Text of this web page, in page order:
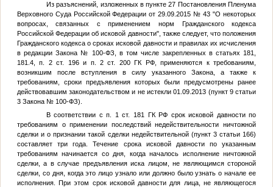
Из разъяснений, изложенных в пункте 27 Постановления Пленума
Верховного Суда Российской Федерации от 29.09.2015 № 43 "О некоторых
вопросах, связанных с применением норм Гражданского кодекса
Российской Федерации об исковой давности", также следует, что положения
Гражданского кодекса о сроках исковой давности и правилах их исчисления
в редакции Закона № 100-ФЗ, в том числе закрепленных в статьях 181,
181.4, п. 2 ст. 196 и п. 2 ст. 200 ГК РФ, применяются к требованиям,
возникшим после вступления в силу указанного Закона, а также к
требованиям, сроки предъявления которых были предусмотрены ранее
действовавшим законодательством и не истекли 01.09.2013 (пункт 9 статьи
3 Закона № 100-ФЗ).
В соответствии с п. 1 ст. 181 ГК РФ срок исковой давности по
требованиям о применении последствий недействительности ничтожной
сделки и о признании такой сделки недействительной (пункт 3 статьи 166)
составляет три года. Течение срока исковой давности по указанным
требованиям начинается со дня, когда началось исполнение ничтожной
сделки, а в случае предъявления иска лицом, не являющимся стороной
сделки, со дня, когда это лицо узнало или должно было узнать о начале ее
исполнения. При этом срок исковой давности для лица, не являющегося